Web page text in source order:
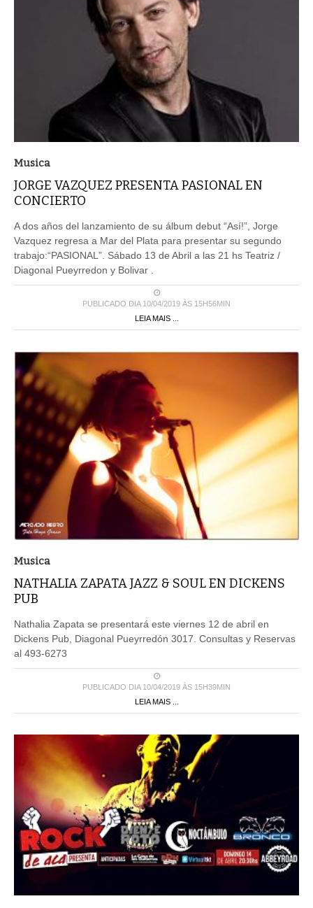
Musica
JORGE VAZQUEZ PRESENTA PASIONAL EN
CONCIERTO
A dos años del lanzamiento de su álbum debut “Así!”, Jorge
Vazquez regresa a Mar del Plata para presentar su segundo
trabajo:“PASIONAL”. Sábado 13 de Abril a las 21 hs Teatriz /
Diagonal Pueyrredon y Bolivar .
PUBLICADO DIA 10/04/2019 ÀS 15H56MIN
LEIA MAIS ...
Musica
NATHALIA ZAPATA JAZZ & SOUL EN DICKENS
PUB
Nathalia Zapata se presentará este viernes 12 de abril en
Dickens Pub, Diagonal Pueyrredón 3017. Consultas y Reservas
al 493-6273
PUBLICADO DIA 10/04/2019 ÀS 15H39MIN
LEIA MAIS ...